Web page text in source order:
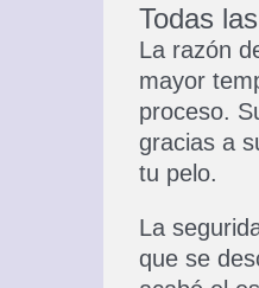
Todas
La razón
mayor
proceso.
gracias a
tu pelo.
La
que se